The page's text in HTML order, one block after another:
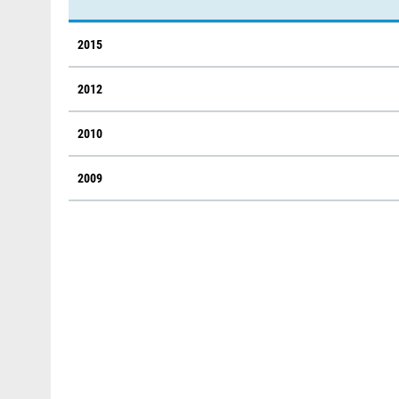
2015
2012
2010
2009